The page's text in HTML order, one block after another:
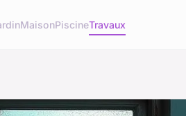
MaisonPiscineTravaux